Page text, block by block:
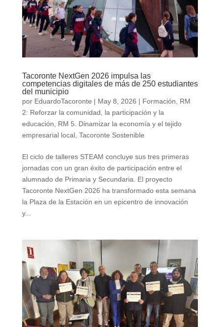
Tacoronte NextGen 2026 impulsa las
competencias digitales de más de 250 estudiantes
del municipio
por EduardoTacoronte | May 8, 2026 | Formación
RM
2: Reforzar la comunidad, la participación y la
educación
RM 5. Dinamizar la economía y el tejido
empresarial local, Tacoronte Sostenible
El ciclo de talleres STEAM concluye sus tres primeras
jornadas con un gran éxito de participación entre el
alumnado de Primaria y Secundaria. El proyecto
Tacoronte NextGen 2026 ha transformado esta semana
la Plaza de la Estación en un epicentro de innovación
y...